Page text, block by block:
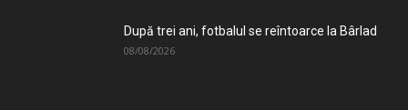
După trei ani, fotbalul se reîntoarce la Bârlad
08/08/2026